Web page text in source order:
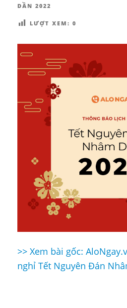
DẦN 2022
LƯỢT XEM: 0
Điều
hướng
>> Xem bài gốc:
nghỉ Tết Nguyên Đán